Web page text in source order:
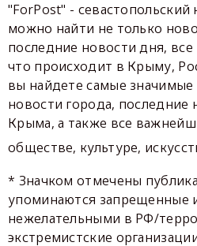
"ForPost" - севастопольский
можно найти не только
последние новости дня,
что происходит в Крыму,
вы найдете самые
новости города, последние
Крыма, а также все
обществе, культуре,
* Значком отмечены
упоминаются запрещенные
нежелательными в РФ/
экстремистские